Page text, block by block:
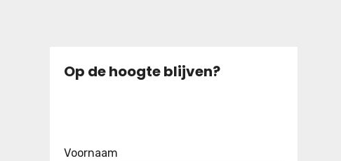
Op de hoogte blijven?
Voornaam